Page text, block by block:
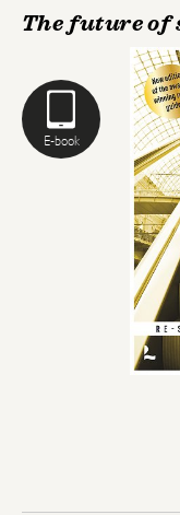
E-book
The future of